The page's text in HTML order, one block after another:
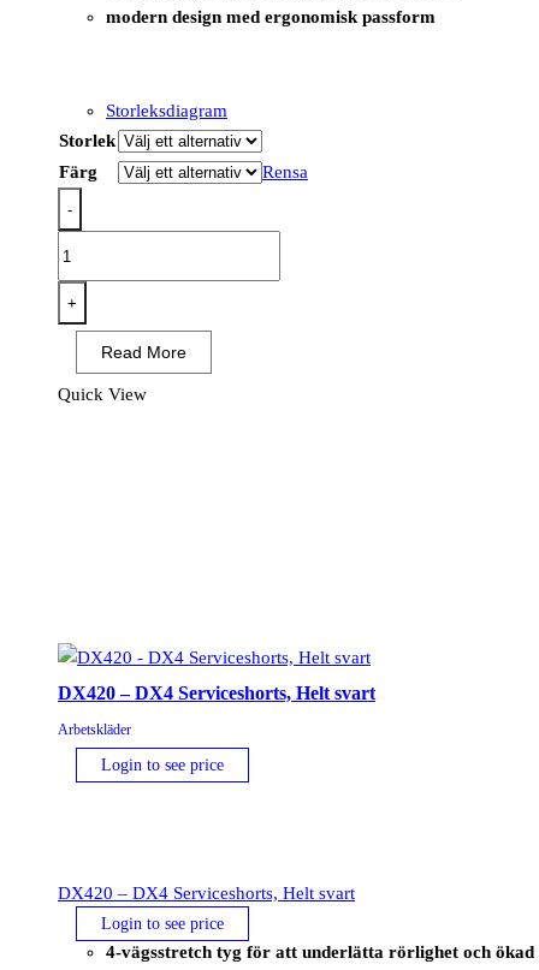
modern design med ergonomisk passform
Storleksdiagram
Storlek
Färg
Rensa
-
KX3
Tech
Sweatshirt
Mole
+
Read More
Quick View
DX420 – DX4 Serviceshorts, Helt svart
Arbetskläder
Login to see price
DX420 – DX4 Serviceshorts, Helt svart
Login to see price
4-vägsstretch tyg för att underlätta rörlighet och